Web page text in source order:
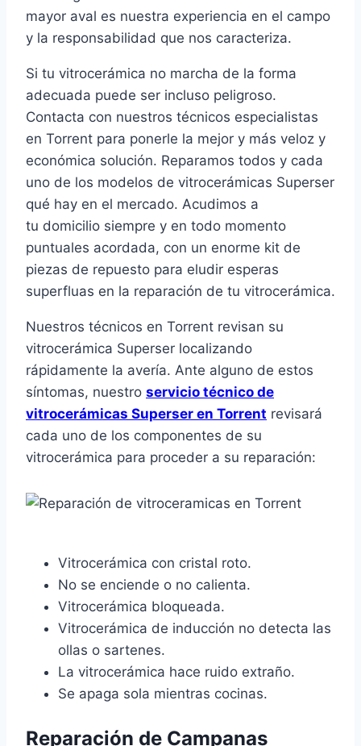
mayor aval es nuestra experiencia en el campo
y la responsabilidad que nos caracteriza.
Si tu vitrocerámica no marcha de la forma
adecuada puede ser incluso peligroso.
Contacta con nuestros técnicos especialistas
en Torrent para ponerle la mejor y más veloz y
económica solución. Reparamos todos y cada
uno de los modelos de vitrocerámicas Superser
qué hay en el mercado. Acudimos a
tu domicilio siempre y en todo momento
puntuales acordada, con un enorme kit de
piezas de repuesto para eludir esperas
superfluas en la reparación de tu vitrocerámica.
Nuestros técnicos en Torrent revisan su
vitrocerámica Superser localizando
rápidamente la avería. Ante alguno de estos
síntomas, nuestro servicio técnico de
vitrocerámicas Superser en Torrent revisará
cada uno de los componentes de su
vitrocerámica para proceder a su reparación:
Vitrocerámica con cristal roto.
No se enciende o no calienta.
Vitrocerámica bloqueada.
Vitrocerámica de inducción no detecta las
ollas o sartenes.
La vitrocerámica hace ruido extraño.
Se apaga sola mientras cocinas.
Reparación de Campanas